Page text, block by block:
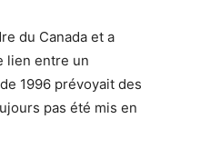
du Canada et a
lien entre un
1996 prévoyait des
pas été mis en